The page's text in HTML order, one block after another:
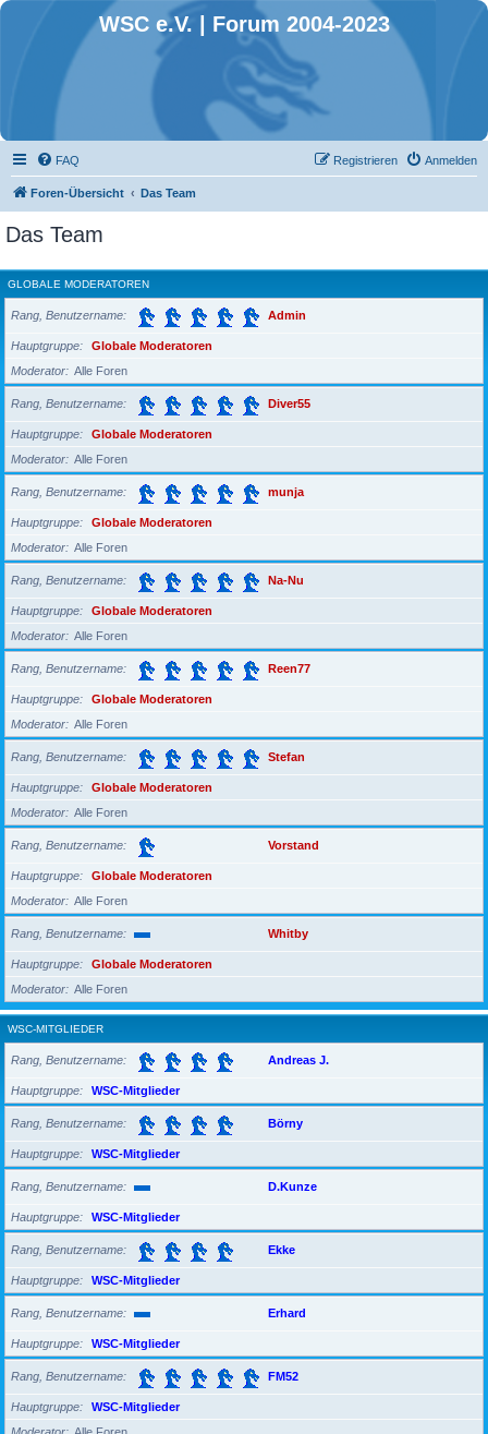
WSC e.V. | Forum 2004-2023
FAQ Anmelden
Registrieren
Foren-Übersicht Das Team
Das Team
GLOBALE MODERATOREN
Rang, Benutzername Admin
Hauptgruppe
Globale Moderatoren
Moderator
Alle Foren
Rang, Benutzername Diver55
Hauptgruppe
Globale Moderatoren
Moderator
Alle Foren
Rang, Benutzername munja
Hauptgruppe
Globale Moderatoren
Moderator
Alle Foren
Rang, Benutzername Na-Nu
Hauptgruppe
Globale Moderatoren
Moderator
Alle Foren
Rang, Benutzername Reen77
Hauptgruppe
Globale Moderatoren
Moderator
Alle Foren
Rang, Benutzername Stefan
Hauptgruppe
Globale Moderatoren
Moderator
Alle Foren
Rang, Benutzername Vorstand
Hauptgruppe
Globale Moderatoren
Moderator
Alle Foren
Rang, Benutzername Whitby
Hauptgruppe
Globale Moderatoren
Moderator
Alle Foren
WSC-MITGLIEDER
Rang, Benutzername Andreas J.
Hauptgruppe WSC-Mitglieder
Rang, Benutzername Börny
Hauptgruppe WSC-Mitglieder
Rang, Benutzername D.Kunze
Hauptgruppe WSC-Mitglieder
Rang, Benutzername Ekke
Hauptgruppe WSC-Mitglieder
Rang, Benutzername Erhard
Hauptgruppe WSC-Mitglieder
Rang, Benutzername FM52
Hauptgruppe
WSC-Mitglieder